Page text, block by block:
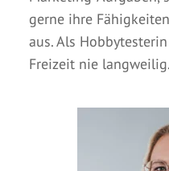
gerne ihre
aus. Als
Freizeit nie langweilig.